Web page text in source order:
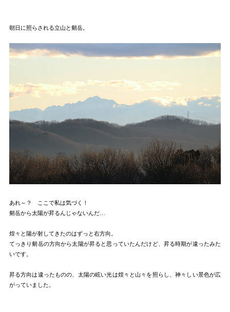
朝日に照らされる立山と剱岳。
あれ～？ ここで私は気づく！
剱岳から太陽が昇るんじゃないんだ…
煌々と陽が射してきたのはずっと右方向。
てっきり剱岳の方向から太陽が昇ると思っていたんだけど、昇る時期が違ったみた
いです。
昇る方向は違ったものの、太陽の眩い光は煌々と山々を照らし、神々しい景色が広
がっていました。